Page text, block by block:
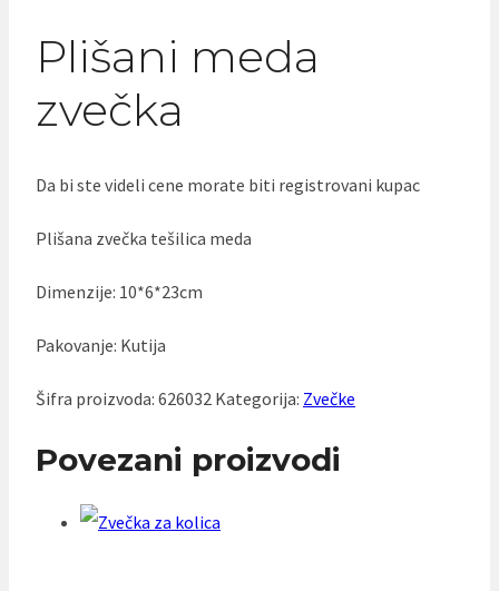
Plišani meda
zvečka
Da bi ste videli cene morate biti registrovani kupac
Plišana zvečka tešilica meda
Dimenzije: 10*6*23cm
Pakovanje: Kutija
Šifra proizvoda: 626032 Kategorija: Zvečke
Povezani proizvodi